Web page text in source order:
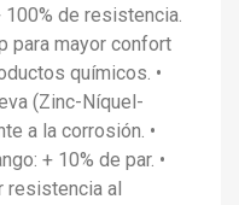
100% de resistencia.
para mayor confort
químicos. •
(Zinc-Níquel-
a la corrosión. •
+ 10% de par. •
resistencia al